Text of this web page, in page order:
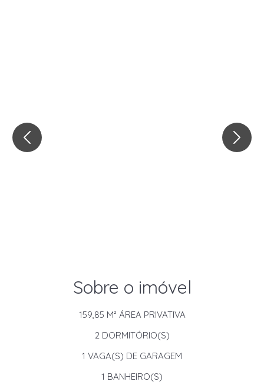
Sobre o imóvel
159,85 M² ÁREA PRIVATIVA
2DORMITÓRIO(S)
1 VAGA(S) DE GARAGEM
1 BANHEIRO(S)